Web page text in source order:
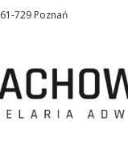
729 Poznań